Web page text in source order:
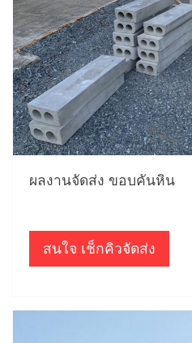
ผลงานจัดส่ง ขอบคันหิน
สนใจ เช็กคิวจัดส่ง